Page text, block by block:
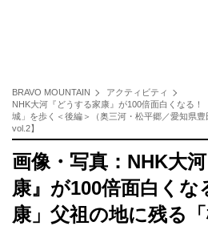
BRAVO MOUNTAIN
アクティビティ
NHK大河『どうする家康』が100倍面白くなる
城」を歩く＜後編＞（奥三河・松平郷／愛知県
vol.2】
画像・写真：NHK大
康』が100倍面白くな
康」父祖の地に残る